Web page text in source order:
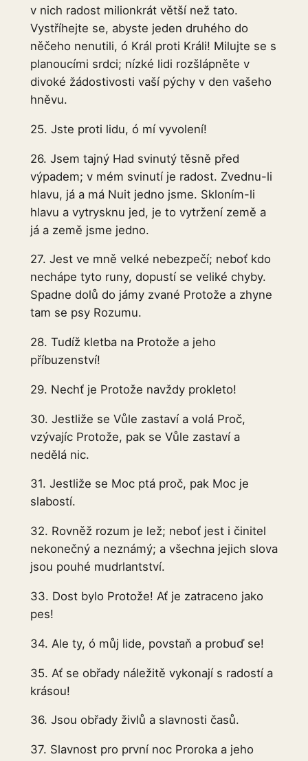
v nich radost milionkrát větší než tato.
Vystříhejte se, abyste jeden druhého do
něčeho nenutili, ó Král proti Králi! Milujte se s
planoucími srdci; nízké lidi rozšlápněte v
divoké žádostivosti vaší pýchy v den vašeho
hněvu.
25. Jste proti lidu, ó mí vyvolení!
26. Jsem tajný Had svinutý těsně před
výpadem; v mém svinutí je radost. Zvednu-li
hlavu, já a má Nuit jedno jsme. Skloním-li
hlavu a vytrysknu jed, je to vytržení země a
já a země jsme jedno.
27. Jest ve mně velké nebezpečí; neboť kdo
nechápe tyto runy, dopustí se veliké chyby.
Spadne dolů do jámy zvané Protože a zhyne
tam se psy Rozumu.
28. Tudíž kletba na Protože a jeho
příbuzenství!
29. Nechť je Protože navždy prokleto!
30. Jestliže se Vůle zastaví a volá Proč,
vzývajíc Protože, pak se Vůle zastaví a
nedělá nic.
31. Jestliže se Moc ptá proč, pak Moc je
slabostí.
32. Rovněž rozum je lež; neboť jest i činitel
nekonečný a neznámý; a všechna jejich slova
jsou pouhé mudrlantství.
33. Dost bylo Protože! Ať je zatraceno jako
pes!
34. Ale ty, ó můj lide, povstaň a probuď se!
35. Ať se obřady náležitě vykonají s radostí a
krásou!
36. Jsou obřady živlů a slavnosti časů.
37. Slavnost pro první noc Proroka a jeho